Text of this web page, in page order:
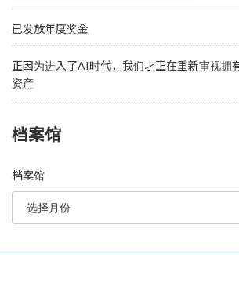
已发放年度奖金
正因为进入了AI时代，我们才正在重新审视拥
资产
档案馆
档案馆